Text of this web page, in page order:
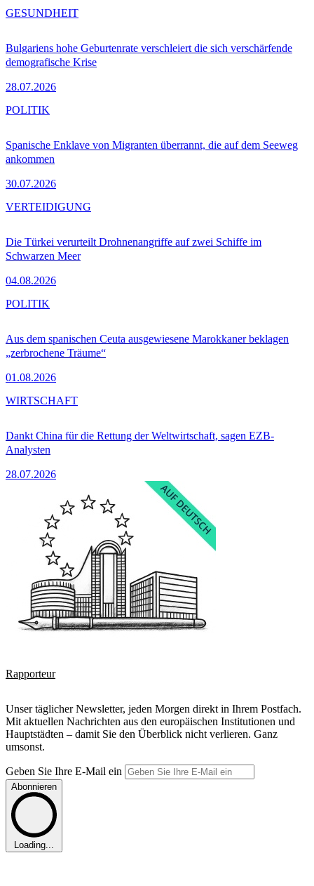
Bulgariens hohe Geburtenrate verschleiert die sich verschärfende
demografische Krise
28.07.2026
GESUNDHEIT
Spanische Enklave von Migranten überrannt, die auf dem Seeweg
ankommen
30.07.2026
POLITIK
Die Türkei verurteilt Drohnenangriffe auf zwei Schiffe im
Schwarzen Meer
04.08.2026
VERTEIDIGUNG
Aus dem spanischen Ceuta ausgewiesene Marokkaner beklagen
„zerbrochene Träume“
01.08.2026
POLITIK
Dankt China für die Rettung der Weltwirtschaft, sagen EZB-
Analysten
28.07.2026
WIRTSCHAFT
Rapporteur
Unser täglicher Newsletter, jeden Morgen direkt in Ihrem Postfach.
Mit aktuellen Nachrichten aus den europäischen Institutionen und
Hauptstädten – damit Sie den Überblick nicht verlieren. Ganz
umsonst.
Geben Sie Ihre E-Mail ein
Abonnieren
Loading...